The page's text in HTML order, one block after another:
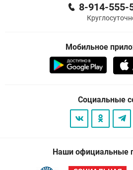
8-914-555-
Мобильное
Социальные
Наши официальные